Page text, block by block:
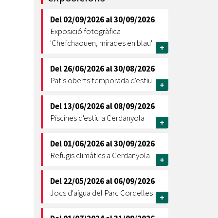
Ètica i Integritat
Retiment de Comptes
Accés a Informació Pública
Dades Obertes
Catàleg de Serveis i Tràmits
Equipaments
Mercats Municipals
Webs Municipals
Del02/09/2026al30/09/2026
Exposició fotogràfica
'Chefchaouen, mirades en blau'
+
Del26/06/2026al30/08/2026
Patis oberts temporada d'estiu
+
Del13/06/2026al08/09/2026
Piscines d'estiu a Cerdanyola
+
Del01/06/2026al30/09/2026
Refugis climàtics a Cerdanyola
+
Del22/05/2026al06/09/2026
Jocs d'aigua del Parc Cordelles
+